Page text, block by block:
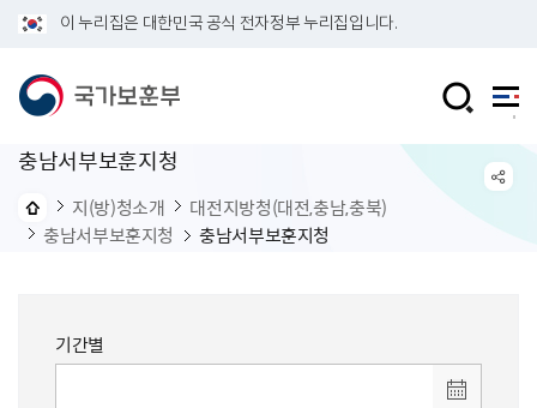
이 누리집은 대한민국 공식 전자정부 누리집입니다.
충남서부보훈지청
지(방)청소개
대전지방청(대전,충남,충북)
충남서부보훈지청
충남서부보훈지청
기간별